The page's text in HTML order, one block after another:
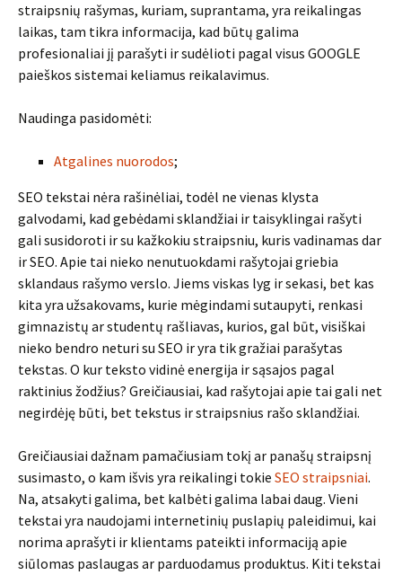
straipsnių rašymas, kuriam, suprantama, yra reikalingas
laikas, tam tikra informacija, kad būtų galima
profesionaliai jį parašyti ir sudėlioti pagal visus GOOGLE
paieškos sistemai keliamus reikalavimus.
Naudinga pasidomėti:
Atgalines nuorodos;
SEO tekstai nėra rašinėliai, todėl ne vienas klysta
galvodami, kad gebėdami sklandžiai ir taisyklingai rašyti
gali susidoroti ir su kažkokiu straipsniu, kuris vadinamas dar
ir SEO. Apie tai nieko nenutuokdami rašytojai griebia
sklandaus rašymo verslo. Jiems viskas lyg ir sekasi, bet kas
kita yra užsakovams, kurie mėgindami sutaupyti, renkasi
gimnazistų ar studentų rašliavas, kurios, gal būt, visiškai
nieko bendro neturi su SEO ir yra tik gražiai parašytas
tekstas. O kur teksto vidinė energija ir sąsajos pagal
raktinius žodžius? Greičiausiai, kad rašytojai apie tai gali net
negirdėję būti, bet tekstus ir straipsnius rašo sklandžiai.
Greičiausiai dažnam pamačiusiam tokį ar panašų straipsnį
susimasto, o kam išvis yra reikalingi tokie SEO straipsniai.
Na, atsakyti galima, bet kalbėti galima labai daug. Vieni
tekstai yra naudojami internetinių puslapių paleidimui, kai
norima aprašyti ir klientams pateikti informaciją apie
siūlomas paslaugas ar parduodamus produktus. Kiti tekstai